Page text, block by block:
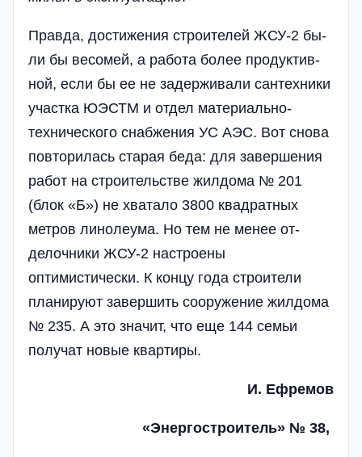
Правда, достижения строителей ЖСУ-2 бы­
ли бы весомей, а ра­бота более продуктив­
ной, если бы ее не за­держивали сантехники
участка ЮЭСТМ и от­дел материально-
техни­ческого снабжения УС АЭС. Вот снова
повто­рилась старая беда: для завершения
работ на строительстве жил­дома № 201
(блок «Б») не хватало 3800 квадратных
метров линолеума. Но тем не менее от­
делочники ЖСУ-2 наст­роены
оптимистически. К концу года строите­ли
планируют завер­шить сооружение жил­дома
№ 235. А это значит, что еще 144 семьи
получат новые квартиры.
И. Ефремов
«Энергостроитель» № 38,